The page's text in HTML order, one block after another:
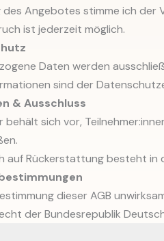
des Angebotes stimme ich der
ist jederzeit möglich.
Daten werden
sind der
& Ausschluss
behält sich vor,
auf Rückerstattung besteht in
dieser AGB
der Bundesrepublik